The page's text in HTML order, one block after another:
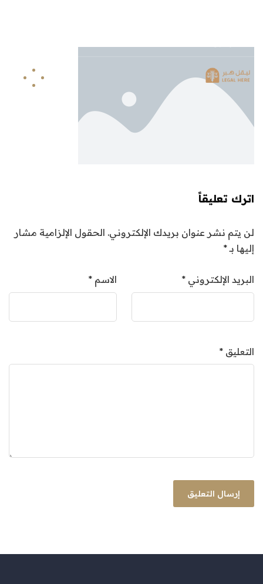
اترك تعليقاً
لن يتم نشر عنوان بريدك الإلكتروني. الحقول الإلزامية مشار
إليها بـ*
الاسم * البريد الإلكتروني *
التعليق *